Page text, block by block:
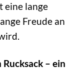
eine lange
Freude an
– ein